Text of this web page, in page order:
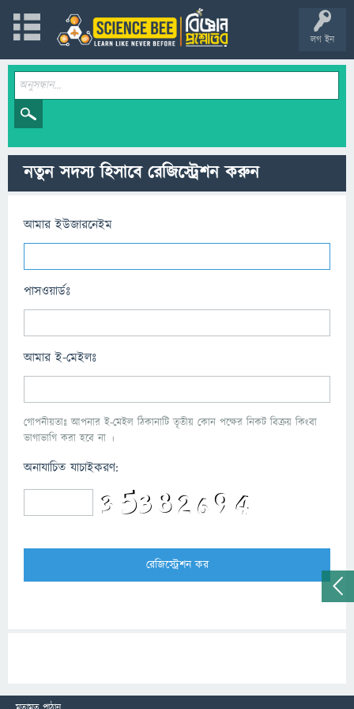
লগ ইন
নতুন সদস্য হিসাবে রেজিস্ট্রেশন করুন
আমার ইউজারনেইম
পাসওয়ার্ডঃ
আমার ই-মেইলঃ
গোপনীয়তাঃ আপনার ই-মেইল ঠিকানাটি তৃতীয় কোন পক্ষের নিকট বিক্রয় কিংবা
ভাগাভাগি করা হবে না ।
অনাযাচিত যাচাইকরণ: